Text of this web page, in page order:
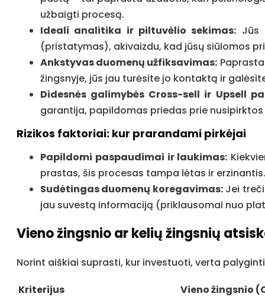
užbaigti procesą.
Ideali analitika ir piltuvėlio sekimas: Jūs
(pristatymas), akivaizdu, kad jūsų siūlomos
Ankstyvas duomenų užfiksavimas:
žingsnyje, jūs jau turėsite jo kontaktą ir
Didesnės galimybės Cross-sell ir Upsell
garantija, papildomas priedas prie
Rizikos faktoriai: kur prarandami pirkėjai
Papildomi paspaudimai ir laukimas:
prastas, šis procesas tampa lėtas ir erzinantis.
Sudėtingas duomenų koregavimas:Jei
jau suvestą informaciją (priklausomai nuo
Vieno žingsnio ar kelių žingsnių
Norint aiškiai suprasti, kur investuoti, verta
Kriterijus
Vieno žingsnio